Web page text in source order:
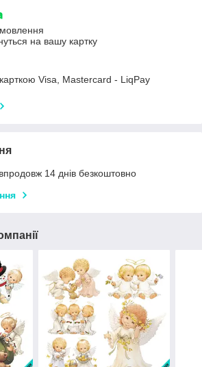
на вашу картку
Visa, Mastercard - LiqPay
14 днів безкоштовно